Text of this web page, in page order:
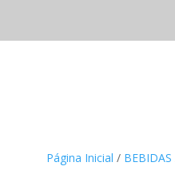
Página Inicial / BEBIDAS